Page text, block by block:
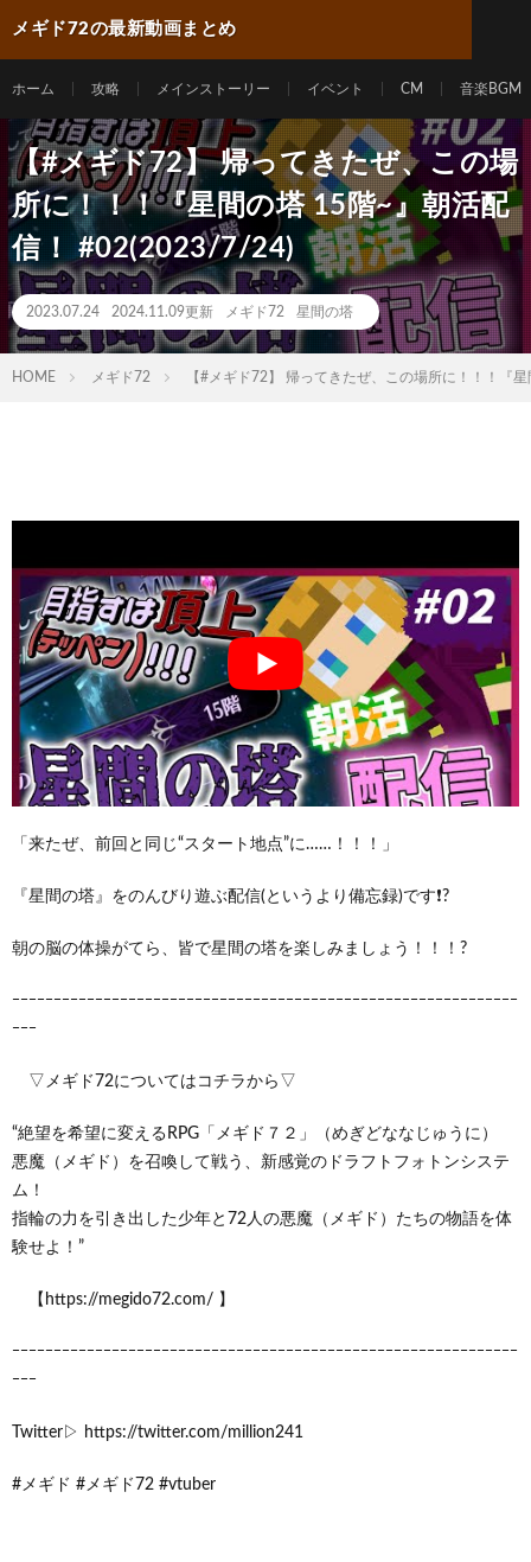
メギド72の最新動画まとめ
ホーム 攻略 メインストーリー イベント CM 音楽BGM
【#メギド72】 帰ってきたぜ、この場
所に！！！『星間の塔 15階~』朝活配
信！ #02(2023/7/24)
2023.07.24 2024.11.09更新 メギド72 星間の塔
HOME メギド72 【#メギド72】 帰ってきたぜ、この場所に！！！『
「来たぜ、前回と同じ“スタート地点”に……！！！」
『星間の塔』をのんびり遊ぶ配信(というより備忘録)です❗?
朝の脳の体操がてら、皆で星間の塔を楽しみましょう！！！?
ｰｰｰｰｰｰｰｰｰｰｰｰｰｰｰｰｰｰｰｰｰｰｰｰｰｰｰｰｰｰｰｰｰｰｰｰｰｰｰｰｰｰｰｰｰｰｰｰｰｰｰｰｰｰｰｰｰｰｰｰｰ
ｰｰｰ
▽メギド72についてはコチラから▽
“絶望を希望に変えるRPG「メギド７２」（めぎどななじゅうに）
悪魔（メギド）を召喚して戦う、新感覚のドラフトフォトンシステ
ム！
指輪の力を引き出した少年と72人の悪魔（メギド）たちの物語を体
験せよ！”
【https://megido72.com/ 】
ｰｰｰｰｰｰｰｰｰｰｰｰｰｰｰｰｰｰｰｰｰｰｰｰｰｰｰｰｰｰｰｰｰｰｰｰｰｰｰｰｰｰｰｰｰｰｰｰｰｰｰｰｰｰｰｰｰｰｰｰｰ
ｰｰｰ
Twitter▷ https://twitter.com/million241
#メギド #メギド72 #vtuber